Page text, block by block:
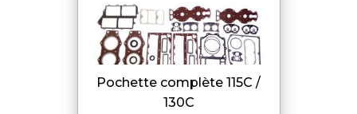
pochette complète 115C /
130C